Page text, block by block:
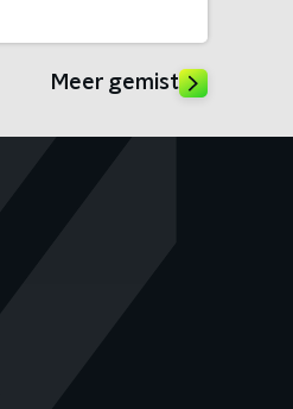
Meer gemist